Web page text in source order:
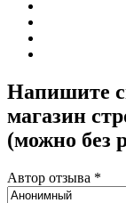
Напишите
магазин
(можно без
Автор отзыва *